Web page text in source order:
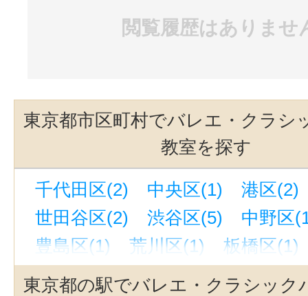
閲覧履歴はありませ
東京都市区町村でバレエ・クラシ
教室を探す
千代田区(2) 中央区(1)
港区(2)
世田谷区(2)
渋谷区(5)
中野区
豊島区(1)
荒川区(1)
板橋区(1)
武蔵野市(1)
西東京市(2)
東京都の駅でバレエ・クラシック